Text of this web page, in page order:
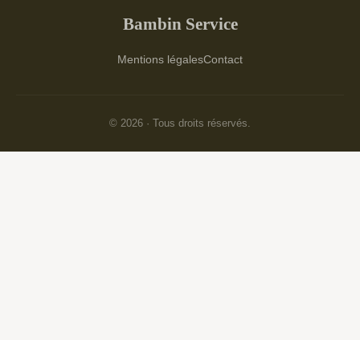
Bambin Service
Mentions légalesContact
© 2026 · Tous droits réservés.